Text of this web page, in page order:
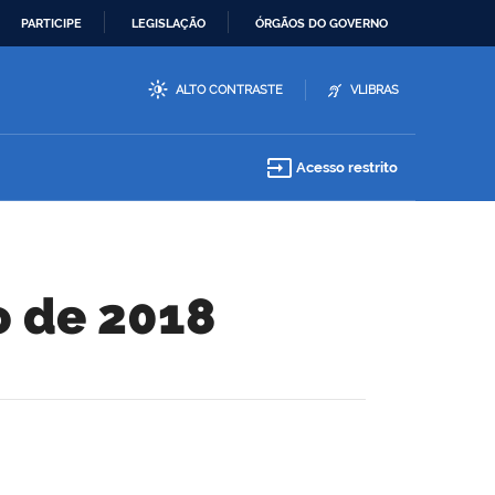
PARTICIPE LEGISLAÇÃO ÓRGÃOS DO GOVERNO
ALTO CONTRASTE VLIBRAS
input Acesso restrito
de 2018